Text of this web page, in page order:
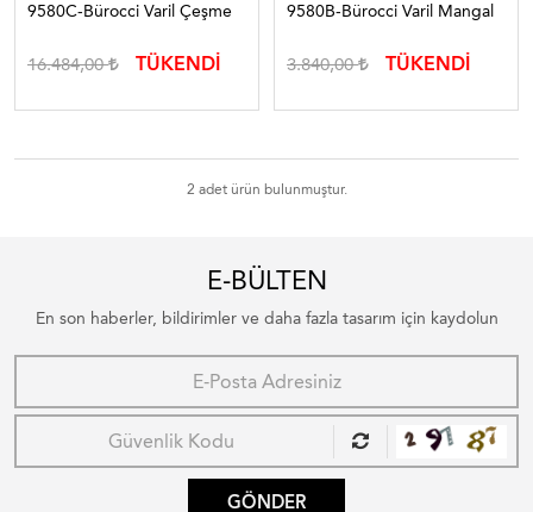
9580C-Bürocci Varil Çeşme
16.484,00 TÜKENDİ
9580B-Bürocci Varil Mangal
3.840,00 TÜKENDİ
2 adet ürün bulunmuştur.
E-BÜLTEN
En son haberler, bildirimler ve daha fazla tasarım için kaydolun
GÖNDER